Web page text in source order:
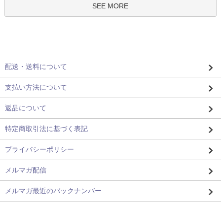
SEE MORE
配送・送料について
支払い方法について
返品について
特定商取引法に基づく表記
プライバシーポリシー
メルマガ配信
メルマガ最近のバックナンバー